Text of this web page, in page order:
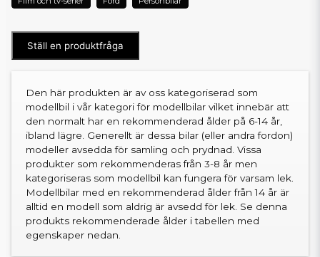
Ställ en produktfråga
Den här produkten är av oss kategoriserad som
modellbil i vår kategori för modellbilar vilket innebär att
den normalt har en rekommenderad ålder på 6-14 år,
ibland lägre. Generellt är dessa bilar (eller andra fordon)
modeller avsedda för samling och prydnad. Vissa
produkter som rekommenderas från 3-8 år men
kategoriseras som modellbil kan fungera för varsam lek.
Modellbilar med en rekommenderad ålder från 14 år är
alltid en modell som aldrig är avsedd för lek. Se denna
produkts rekommenderade ålder i tabellen med
egenskaper nedan.